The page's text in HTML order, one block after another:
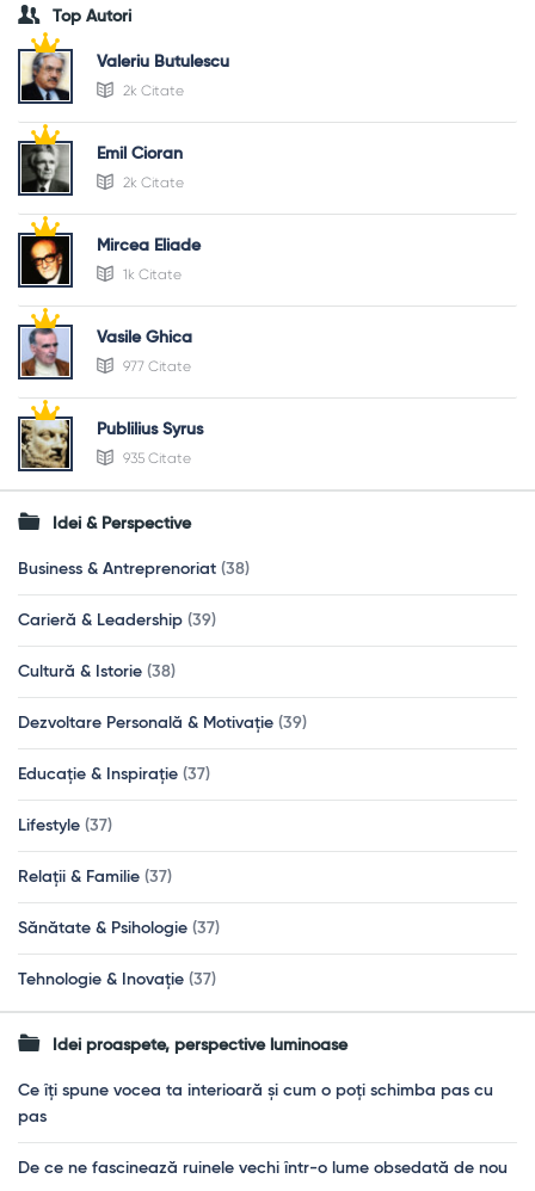
Top Autori
Valeriu Butulescu
2k Citate
Emil Cioran
2k Citate
Mircea Eliade
1k Citate
Vasile Ghica
977 Citate
Publilius Syrus
935 Citate
Idei & Perspective
Business & Antreprenoriat (38)
Carieră & Leadership (39)
Cultură & Istorie (38)
Dezvoltare Personală & Motivație (39)
Educație & Inspirație (37)
Lifestyle (37)
Relații & Familie (37)
Sănătate & Psihologie (37)
Tehnologie & Inovație (37)
Idei proaspete, perspective luminoase
Ce îți spune vocea ta interioară și cum o poți schimba pas cu
pas
De ce ne fascinează ruinele vechi într-o lume obsedată de nou